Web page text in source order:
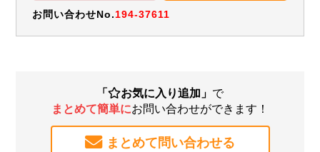
お問い合わせNo.194-37611
「 お気に入り追加」 で
まとめて簡単にお問い合わせができます！
まとめて問い合わせる